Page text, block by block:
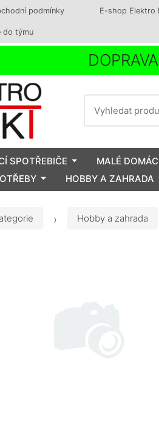
podmínky E-shop Elektro
do týmu
SPOTŘEBIČE MALÉ
HOBBY A ZAHRADA
Hobby a zahrada